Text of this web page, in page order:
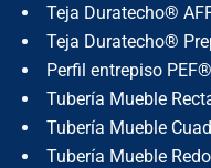
Teja Duratecho®
Teja Duratecho®
Perfil entrepiso PEF®
Tubería Mueble
Tubería Mueble
Tubería Mueble